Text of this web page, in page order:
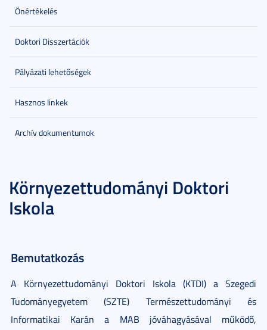
Önértékelés
Doktori Disszertációk
Pályázati lehetőségek
Hasznos linkek
Archív dokumentumok
Környezettudományi Doktori
Iskola
Bemutatkozás
A Környezettudományi Doktori Iskola (KTDI) a Szegedi
Tudományegyetem (SZTE) Természettudományi és
Informatikai Karán a MAB jóváhagyásával működő,